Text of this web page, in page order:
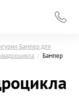
Бампер для
/ Бампер